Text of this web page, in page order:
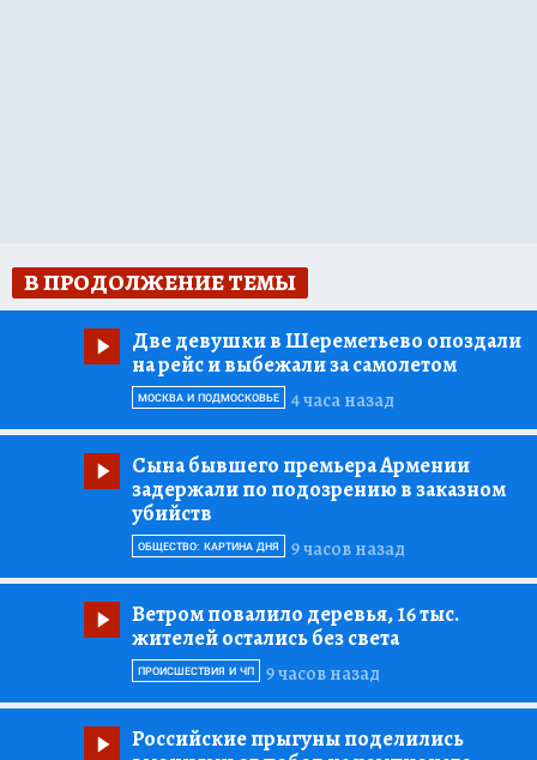
В ПРОДОЛЖЕНИЕ ТЕМЫ
Две девушки в Шереметьево опоздали
на рейс и выбежали за самолетом
4 часа назад
МОСКВА И ПОДМОСКОВЬЕ
Сына бывшего премьера Армении
задержали по подозрению в заказном
убийств
9 часов назад
ОБЩЕСТВО: КАРТИНА ДНЯ
Ветром повалило деревья, 16 тыс.
жителей остались без света
9 часов назад
ПРОИСШЕСТВИЯ И ЧП
Российские прыгуны поделились